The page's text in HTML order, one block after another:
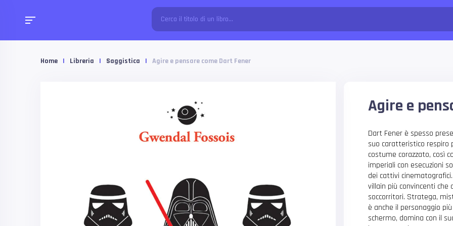
Home | Libreria | Saggistica | Agire e pensare come Dart Fener
Agire e
Dart Fener è spesso
suo caratteristico respiro
costume corazzato, così
imperiali con esecuzioni
dei cattivi
villain più convincenti che
soccorritori. Stratega,
è anche il personaggio
schermo, domina con il